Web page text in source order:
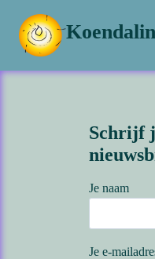
naar
inhoud
Schrijf
Je naam
Je e-